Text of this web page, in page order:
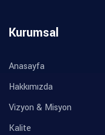
Kurumsal
Anasayfa
Hakkımızda
Vizyon & Misyon
Kalite